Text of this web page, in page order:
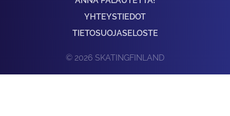
YHTEYSTIEDOT
TIETOSUOJASELOSTE
© 2026 SKATINGFINLAND